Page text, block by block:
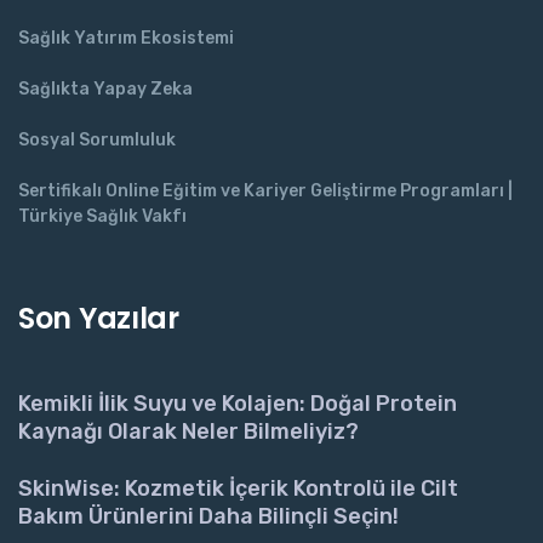
Sağlık Yatırım Ekosistemi
Sağlıkta Yapay Zeka
Sosyal Sorumluluk
Sertifikalı Online Eğitim ve Kariyer Geliştirme Programları |
Türkiye Sağlık Vakfı
Son Yazılar
Kemikli İlik Suyu ve Kolajen: Doğal Protein
Kaynağı Olarak Neler Bilmeliyiz?
SkinWise: Kozmetik İçerik Kontrolü ile Cilt
Bakım Ürünlerini Daha Bilinçli Seçin!